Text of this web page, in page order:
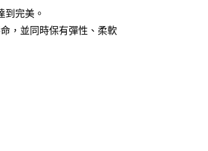
到完美。
，並同時保有彈性、柔軟